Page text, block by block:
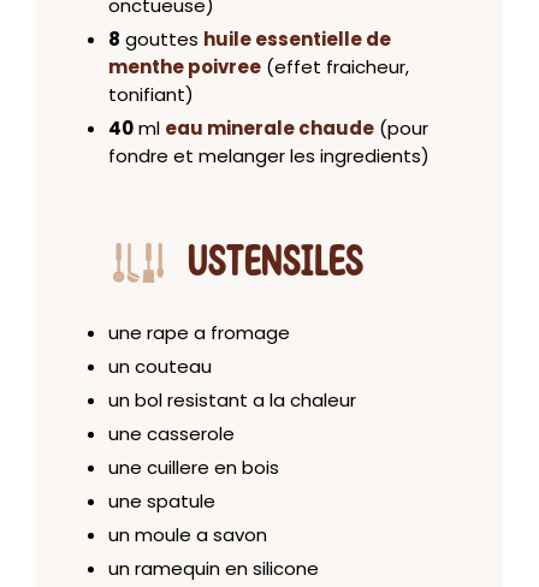
8 gouttes huile essentielle de
menthe poivree (effet fraicheur,
tonifiant)
40ml eau minerale chaude (pour
fondre et melanger les ingredients)
USTENSILES
une rape a fromage
un couteau
un bol resistant a la chaleur
une casserole
une cuillere en bois
une spatule
un moule a savon
un ramequin en silicone